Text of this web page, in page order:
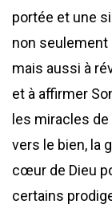
portée et une
non seulement
mais aussi à
et à affirmer
les miracles
vers le bien, la
cœur de Dieu
certains